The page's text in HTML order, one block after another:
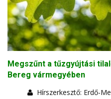
Megszűnt a tűzgyújtási
Bereg vármegyében
Hírszerkesztő: Erdő-